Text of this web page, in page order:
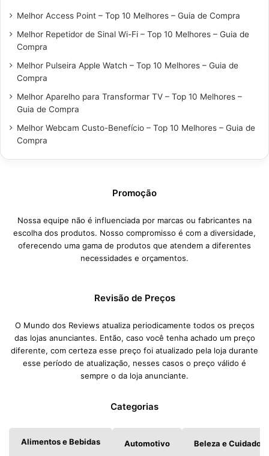
Melhor Access Point – Top 10 Melhores – Guia de Compra
Melhor Repetidor de Sinal Wi-Fi – Top 10 Melhores – Guia de
Compra
Melhor Pulseira Apple Watch – Top 10 Melhores – Guia de
Compra
Melhor Aparelho para Transformar TV – Top 10 Melhores –
Guia de Compra
Melhor Webcam Custo-Benefício – Top 10 Melhores – Guia de
Compra
Promoção
Nossa equipe não é influenciada por marcas ou fabricantes na
escolha dos produtos. Nosso compromisso é com a diversidade,
oferecendo uma gama de produtos que atendem a diferentes
necessidades e orçamentos.
Revisão de Preços
O Mundo dos Reviews atualiza periodicamente todos os preços
das lojas anunciantes. Então, caso você tenha achado um preço
diferente, com certeza esse preço foi atualizado pela loja durante
esse período de atualização, nesses casos o preço válido é
sempre o da loja anunciante.
Categorias
Alimentos e Bebidas Automotivo Beleza e Cuidados